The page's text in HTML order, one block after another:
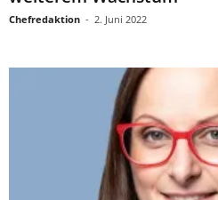
Chefredaktion - 2. Juni 2022